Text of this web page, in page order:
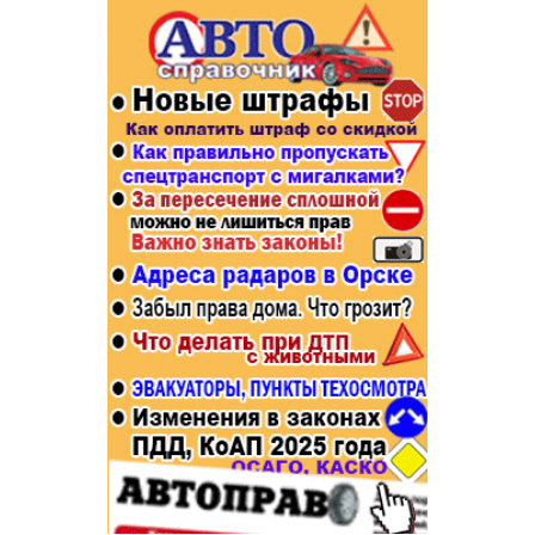
Афиша
Строительство и ремонт
Авто и мото
Рестораны, кафе, бары
Спорт Фитнес
Недвижимость
Красота Косметология
Телекоммуникации и связь
Торговля
Бизнес и финансы
Юристы, Экспертиза, Страхование
Ремонт
Социальные организации
Это интересно
Администрация
Популярное →
Строительство и ремонт